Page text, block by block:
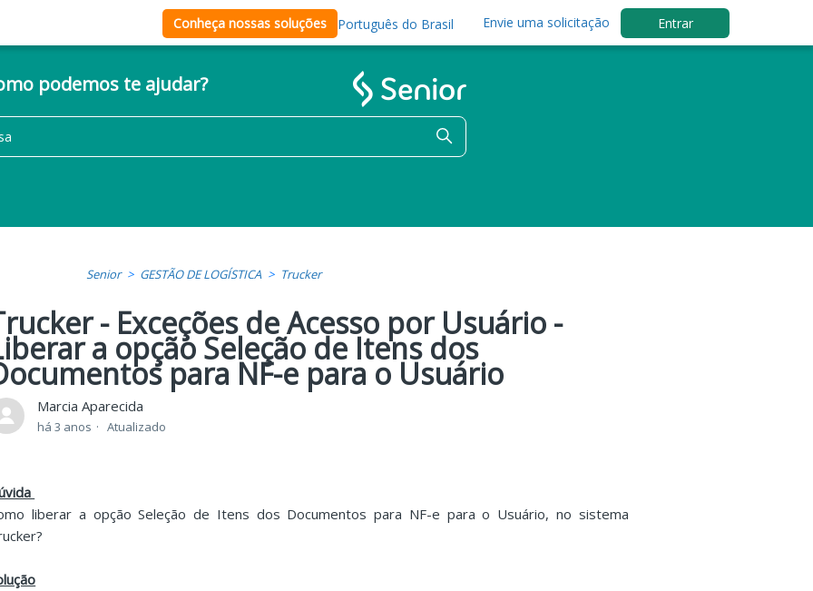
Conheça nossas soluções Português do Brasil Envie uma solicitação Entrar
podemos te ajudar?
Senior GESTÃO DE LOGÍSTICA Trucker
- Exceções de Acesso por Usuário -
a opção Seleção de Itens dos
para NF-e para o Usuário
Marcia Aparecida
há 3 anos Atualizado
liberar a opção Seleção de Itens dos Documentos para NF-e para o Usuário, no sistema